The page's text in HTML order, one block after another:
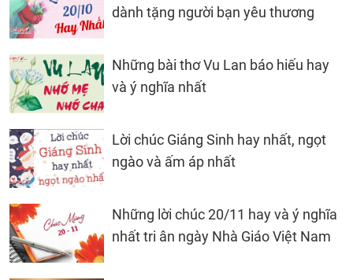
dành tặng người bạn yêu thương
Những bài thơ Vu Lan báo hiếu hay
và ý nghĩa nhất
Lời chúc Giáng Sinh hay nhất, ngọt
ngào và ấm áp nhất
Những lời chúc 20/11 hay và ý nghĩa
nhất tri ân ngày Nhà Giáo Việt Nam